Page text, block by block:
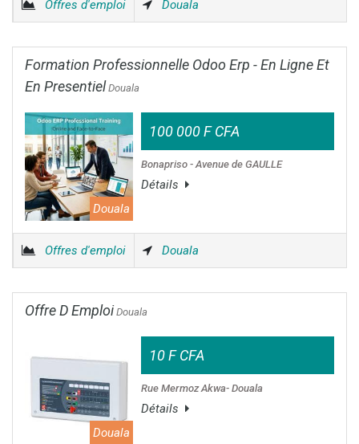
Offres d'emploi Douala
Formation Professionnelle Odoo Erp - En Ligne Et
En Presentiel Douala
Douala
100 000 F CFA
Bonapriso - Avenue de GAULLE
Détails
Offres d'emploi Douala
Offre D Emploi Douala
Douala
10 F CFA
Rue Mermoz Akwa- Douala
Détails